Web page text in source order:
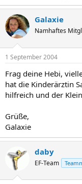
Galaxie
Namhaftes
1 September 2004
Frag deine Hebi,
hat die Kinderärztin
hilfreich und der
Grüße,
Galaxie
daby
EF-Team